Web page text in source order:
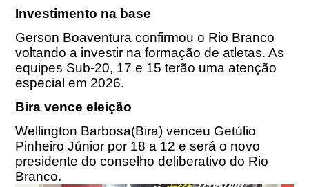
Investimento na base
Gerson Boaventura confirmou o Rio Branco
voltando a investir na formação de atletas. As
equipes Sub-20, 17 e 15 terão uma atenção
especial em 2026.
Bira vence eleição
Wellington Barbosa(Bira) venceu Getúlio
Pinheiro Júnior por 18 a 12 e será o novo
presidente do conselho deliberativo do Rio
Branco.